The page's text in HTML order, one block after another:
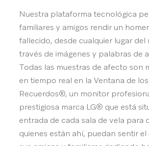
Nuestra plataforma tecnológica
familiares y amigos rendir un
fallecido, desde cualquier lugar del
través de imágenes y palabras de
Todas las muestras de afecto son
en tiempo real en la Ventana de los
Recuerdos®, un monitor
prestigiosa marca LG® que está
entrada de cada sala de vela para
quienes están ahí, puedan sentir el